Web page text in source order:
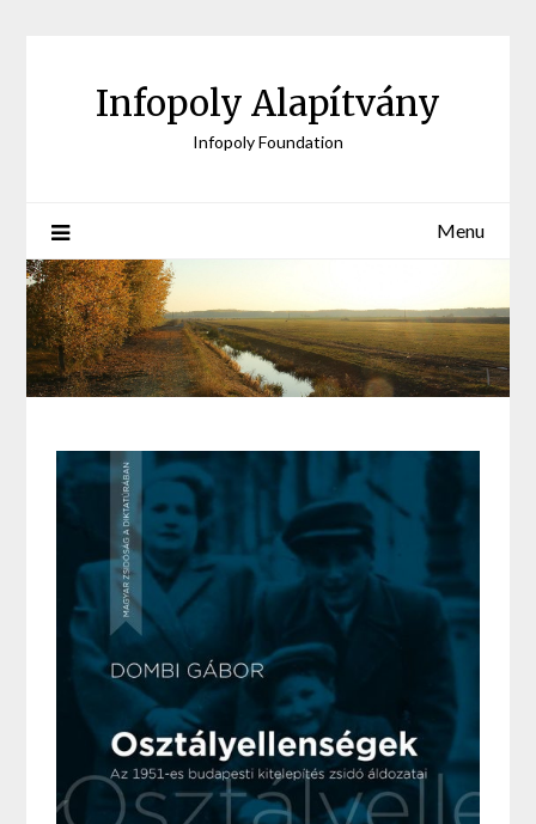
Infopoly Alapítvány
Infopoly Foundation
Menu